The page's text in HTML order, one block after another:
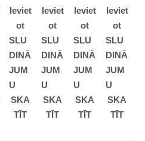
Ieviet
ot
SLU
DINĀ
JUM
U
SKA
TĪT
Ieviet
ot
SLU
DINĀ
JUM
U
SKA
TĪT
Ieviet
ot
SLU
DINĀ
JUM
U
SKA
TĪT
Ieviet
ot
SLU
DINĀ
JUM
U
SKA
TĪT